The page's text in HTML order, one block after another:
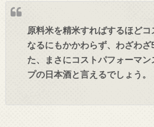
原料米を精米すればするほど
なるにもかかわらず、わざわ
た、まさにコストパフォーマン
プの日本酒と言えるでしょう。